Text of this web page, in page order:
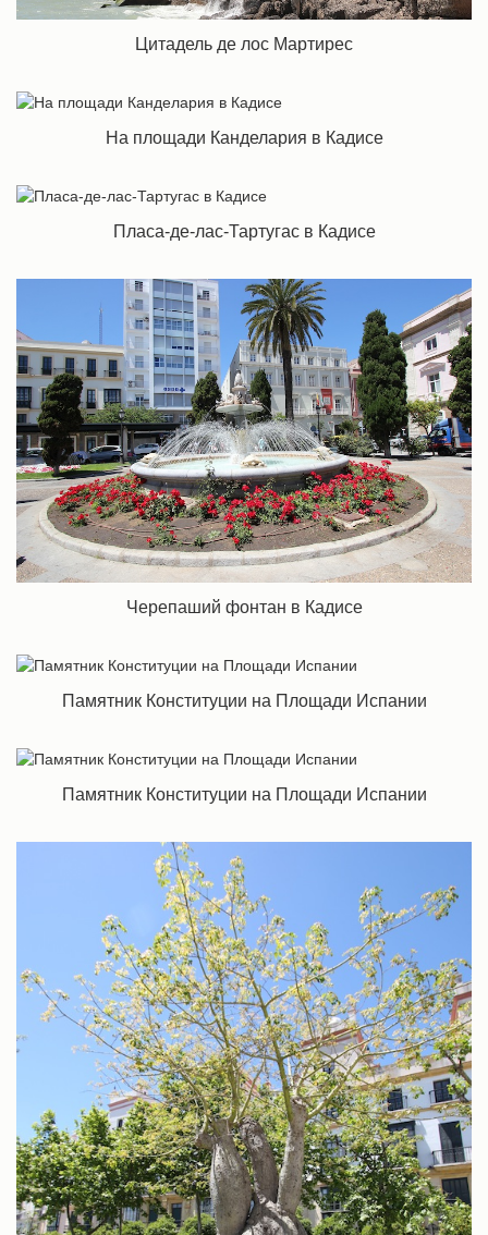
Цитадель де лос Мартирес
На площади Канделария в Кадисе
Пласа-де-лас-Тартугас в Кадисе
Черепаший фонтан в Кадисе
Памятник Конституции на Площади Испании
Памятник Конституции на Площади Испании